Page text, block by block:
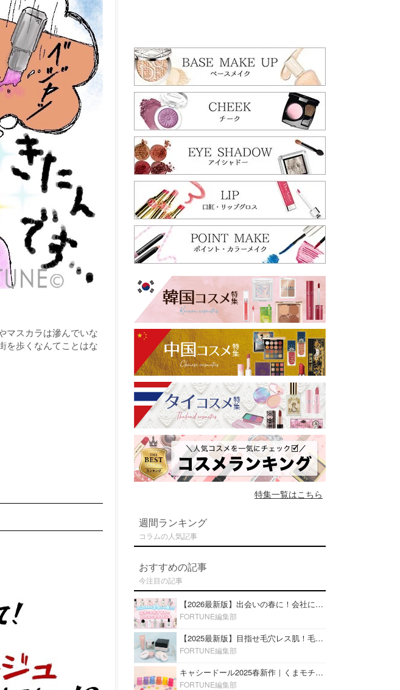
マスカラは滲んでいな
を歩くなんてことはな
特集一覧はこちら
週間ランキング
コラムの人気記事
おすすめの記事
今注目の記事
【2026最新版】出会いの春に！会社にもおすすめの好印象な香水14選♡ビジネスの場での香水マナーも
FORTUNE編集部
【2025最新版】目指せ毛穴レス肌！毛穴を埋めて隠す「おすすめ部分用下地＆プライマー」ランキング♡
FORTUNE編集部
キャシードール2025春新作｜くまモチーフのミニリップ「シャイニーベア リップモイスト」をレビュー♡
FORTUNE編集部